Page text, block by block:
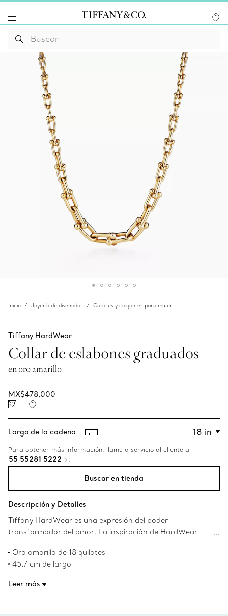
Inicio Joyería de diseñador Collares y colgantes para mujer
Tiffany HardWear
Collar de eslabones graduados
en oro amarillo
MX$478,000
Largo de la cadena
Para obtener más información, llame a servicio al cliente al
55 55281 5222
Buscar en tienda
Descripción y Detalles
Tiffany HardWear es una expresión del poder
transformador del amor. La inspiración de HardWear
de la Casa, y encarna la capacidad de adaptarse
constantemente y la libertad de espíritu. Una cadena
Oro amarillo de 18 quilates
45.7 cm de largo
Número de producto:60153063
Leer más